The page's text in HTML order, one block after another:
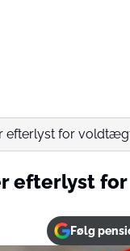
efterlyst for
efterlyst for
Følg